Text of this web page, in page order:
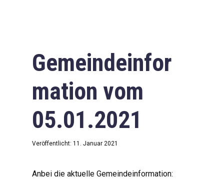
Gemeindeinfor
mation vom
05.01.2021
Veröffentlicht: 11. Januar 2021
Anbei die aktuelle Gemeindeinformation: